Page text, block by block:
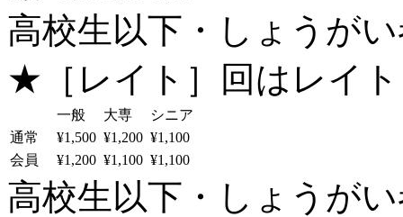
高校生以下・しょうがい
★［レイト］回はレイ
一般 大専
シニア
通常
¥1,500 ¥1,200 ¥1,100
会員
¥1,200 ¥1,100 ¥1,100
高校生以下・しょうがい